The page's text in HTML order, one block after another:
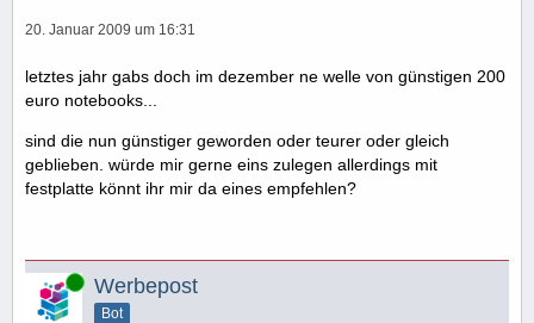
20. Januar 2009 um 16:31
letztes jahr gabs doch im dezember ne welle von günstigen 200
euro notebooks...
sind die nun günstiger geworden oder teurer oder gleich
geblieben. würde mir gerne eins zulegen allerdings mit
festplatte könnt ihr mir da eines empfehlen?
Online Werbepost
Bot